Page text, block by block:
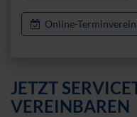
Online-
JETZT
VEREINBAREN